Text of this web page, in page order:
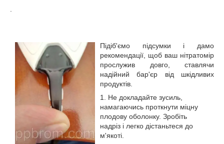
Підіб'ємо підсумки і дамо
рекомендації, щоб ваш нітратомір
прослужив довго, ставлячи
надійний бар'єр від шкідливих
продуктів.
Не докладайте зусиль,
намагаючись проткнути міцну
плодову оболонку. Зробіть
надріз і легко дістаньтеся до
м'якоті.